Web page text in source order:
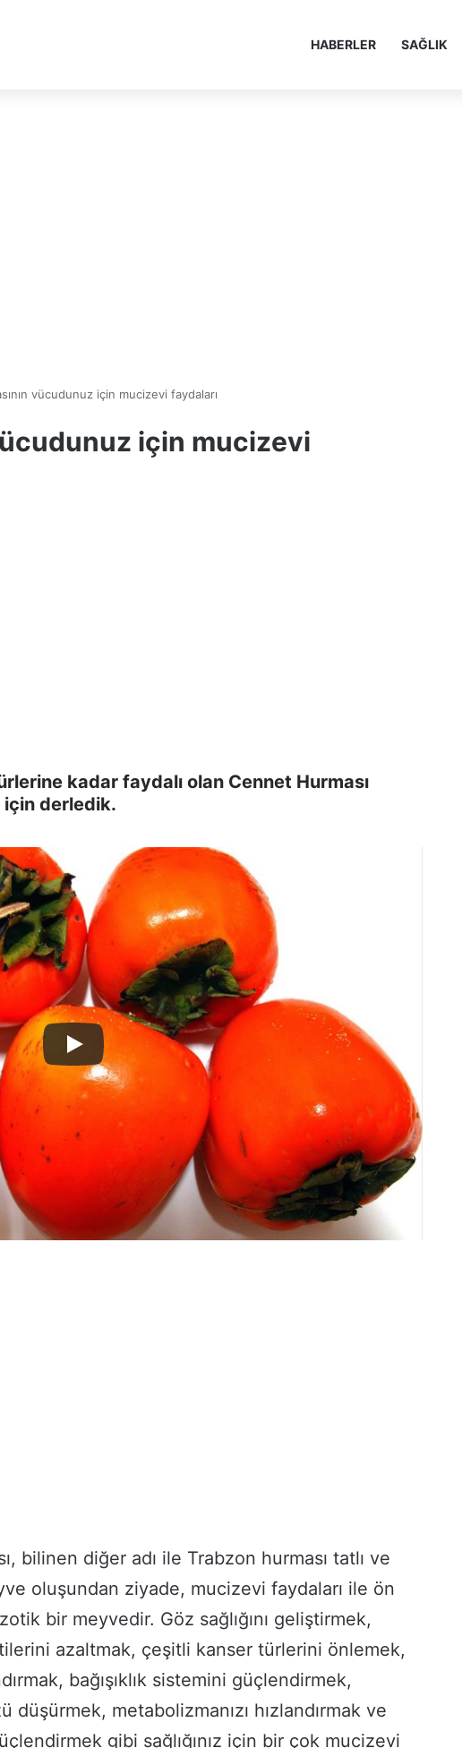
HABERLER SAĞLIK
vücudunuz için mucizevi faydaları
için mucizevi
kadar faydalı olan Cennet Hurması
için derledik.
bilinen diğer adı ile Trabzon hurması tatlı ve
oluşundan ziyade, mucizevi faydaları ile ön
bir meyvedir. Göz sağlığını geliştirmek,
azaltmak, çeşitli kanser türlerini önlemek,
bağışıklık sistemini güçlendirmek,
düşürmek, metabolizmanızı hızlandırmak ve
gibi sağlığınız için bir çok mucizevi